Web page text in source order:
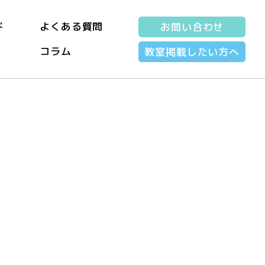
よくある質問
コラム
お問い合わせ
教室掲載したい方へ